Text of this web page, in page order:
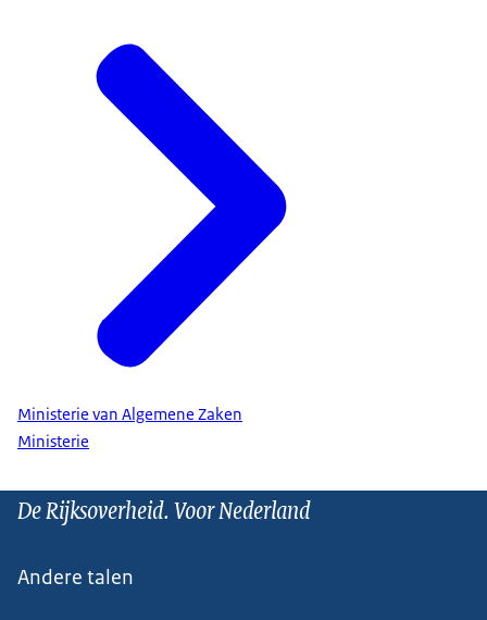
Ministerie van Algemene Zaken
Ministerie
De Rijksoverheid. Voor Nederland
Andere talen